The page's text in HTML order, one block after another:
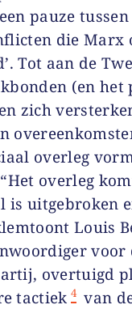
pauze
die Marx
Tot aan de
(en
zich
overleg
overleg
is uitgebroken
Louis
voor
overtuigd
tactiek 4 van